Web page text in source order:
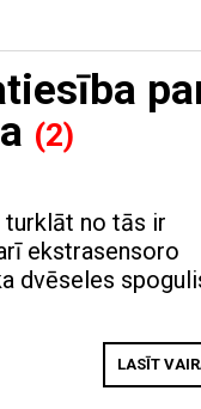
(2)
turklāt no tās ir
ekstrasensoro
dvēseles
LASĪT